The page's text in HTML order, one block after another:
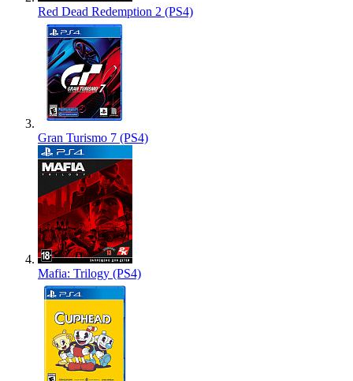
Red Dead Redemption 2 (PS4)
Gran Turismo 7 (PS4)
Mafia: Trilogy (PS4)